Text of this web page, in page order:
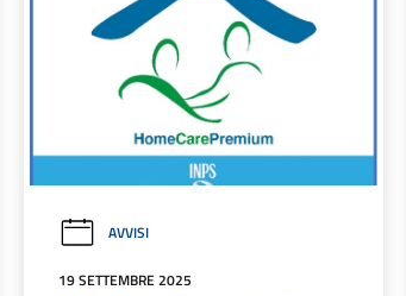
AVVISI
19 SETTEMBRE 2025